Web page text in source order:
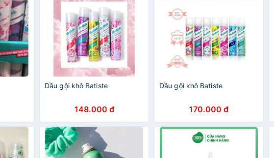
Dầu gội khô Batiste
148.000 đ
Dầu gội khô Batiste
170.000 đ